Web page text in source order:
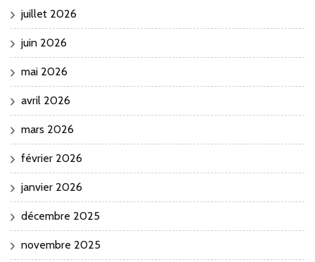
juillet 2026
juin 2026
mai 2026
avril 2026
mars 2026
février 2026
janvier 2026
décembre 2025
novembre 2025